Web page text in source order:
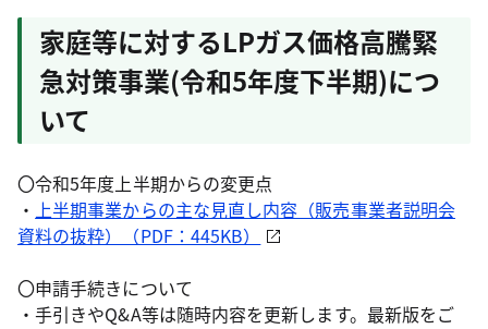
家庭等に対するLPガス価格高騰緊
急対策事業(令和5年度下半期)につ
いて
〇令和5年度上半期からの変更点
・ 上半期事業からの主な見直し内容（販売事業者説明会
資料の抜粋）（PDF：445KB）
〇申請手続きについて
・手引きやQ&A等は随時内容を更新します。最新版をご